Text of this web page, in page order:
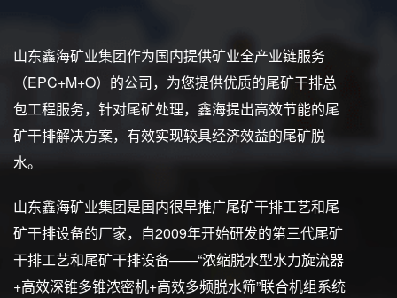
山东鑫海矿业集团作为国内提供矿业全产业链服务
（EPC+M+O）的公司，为您提供优质的尾矿干排总
包工程服务，针对尾矿处理，鑫海提出高效节能的尾
矿干排解决方案，有效实现较具经济效益的尾矿脱
水。
山东鑫海矿业集团是国内很早推广尾矿干排工艺和尾
矿干排设备的厂家，自2009年开始研发的第三代尾矿
干排工艺和尾矿干排设备——“浓缩脱水型水力旋流器
+高效深锥多锥浓密机+高效多频脱水筛”联合机组系统